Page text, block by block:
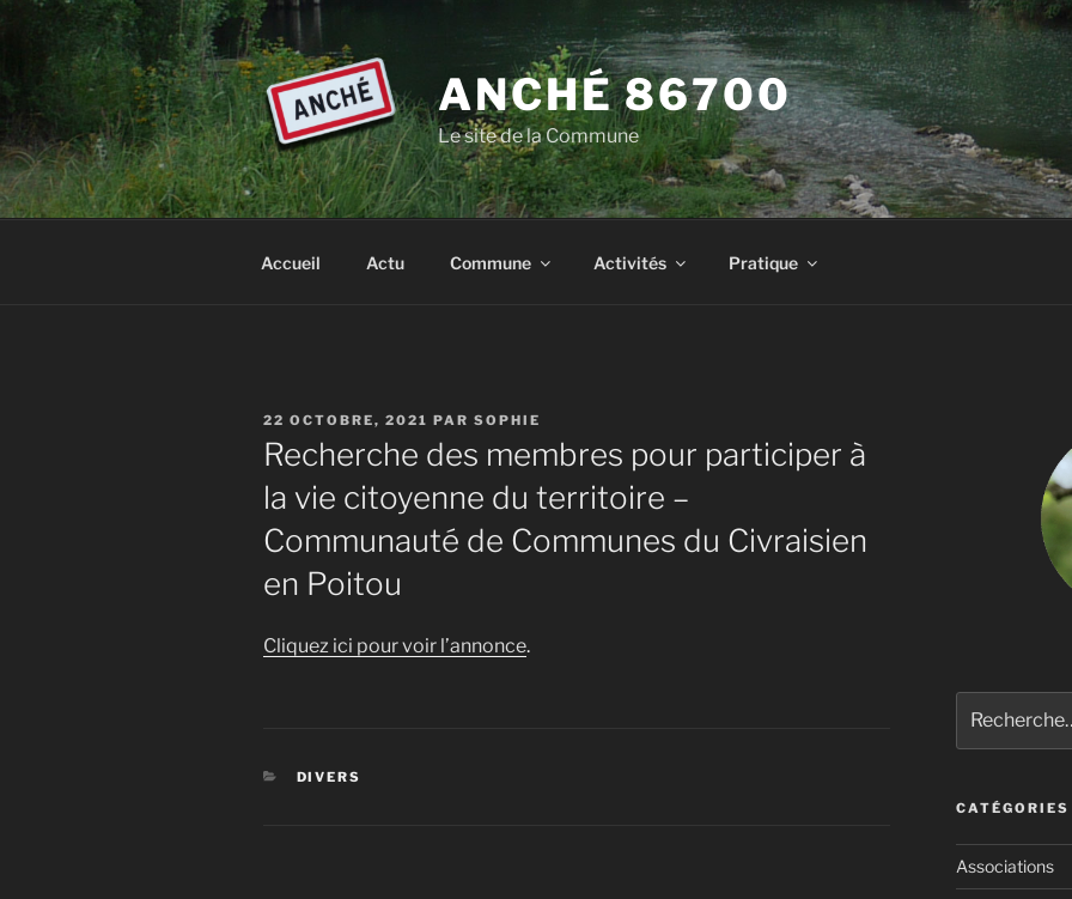
Aller
contenu
principal
ANCHÉ 86700
Le site de la Commune
Accueil Actu Commune Activités Pratique
PUBLIÉ
LE
22 OCTOBRE, 2021 PAR SOPHIE
Recherche des membres pour participer à
la vie citoyenne du territoire –
Communauté de Communes du Civraisien
en Poitou
Cliquez ici pour voir l’annonce.
CATÉGORIES
DIVERS
pour
:
CATÉGORIES
Associations